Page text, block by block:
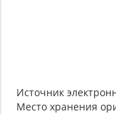
Источник
Место хранения